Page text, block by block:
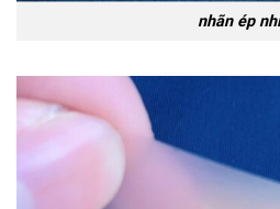
nhãn ép